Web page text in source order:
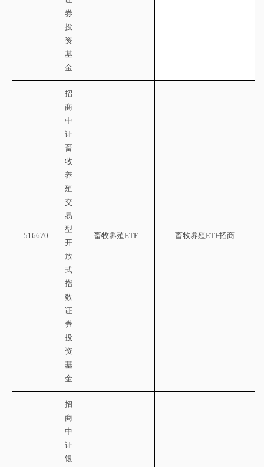
券
投
资
基
金
516670
招
商
中
证
畜
牧
养
殖
交
易
型
开
放
式
指
数
证
券
投
资
基
金
畜牧养殖ETF 畜牧养殖ETF招商
招
商
中
证
银